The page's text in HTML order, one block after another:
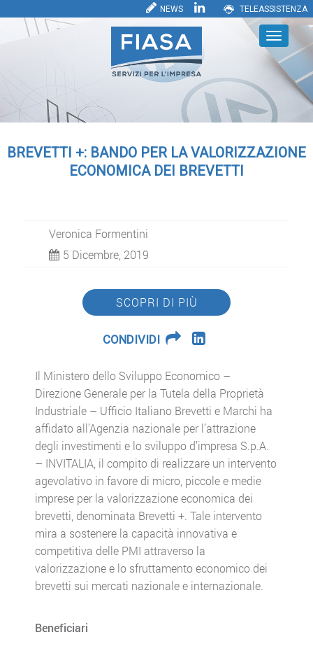
NEWS TELEASSISTENZA
BREVETTI +: BANDO PER LA VALORIZZAZIONE
ECONOMICA DEI BREVETTI
Veronica Formentini
5 Dicembre, 2019
SCOPRI DI PIÙ
CONDIVIDI
Il Ministero dello Sviluppo Economico –
Direzione Generale per la Tutela della Proprietà
Industriale – Ufficio Italiano Brevetti e Marchi ha
affidato all’Agenzia nazionale per l’attrazione
degli investimenti e lo sviluppo d’impresa S.p.A.
– INVITALIA, il compito di realizzare un intervento
agevolativo in favore di micro, piccole e medie
imprese per la valorizzazione economica dei
brevetti, denominata Brevetti +. Tale intervento
mira a sostenere la capacità innovativa e
competitiva delle PMI attraverso la
valorizzazione e lo sfruttamento economico dei
brevetti sui mercati nazionale e internazionale.
Beneficiari